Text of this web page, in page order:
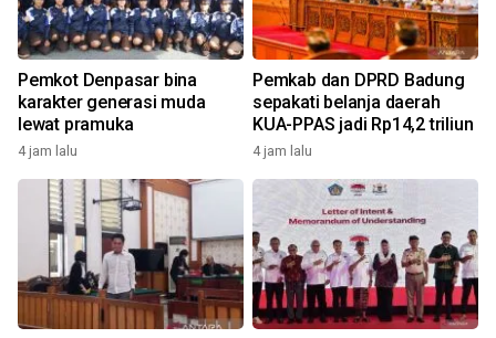
Pemkot Denpasar bina
karakter generasi muda
lewat pramuka
4 jam lalu
Pemkab dan DPRD Badung
sepakati belanja daerah
KUA-PPAS jadi Rp14,2 triliun
4 jam lalu